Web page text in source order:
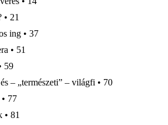
• 21
ing • 37
• 51
59
– „természeti” – világfi • 70
77
• 81